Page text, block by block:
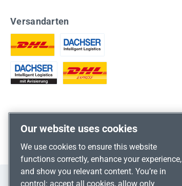
Versandarten
Our website uses cookies
We use cookies to ensure this website
functions correctly, enhance your experience,
and show you relevant content. You’re in
control: accept all cookies, allow only